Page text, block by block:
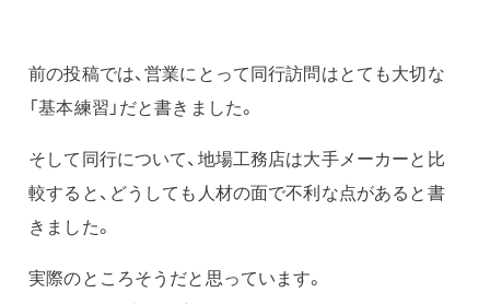
前の投稿では、営業にとって同行訪問はとても大切な
「基本練習」だと書きました。
そして同行について、地場工務店は大手メーカーと比
較すると、どうしても人材の面で不利な点があると書
きました。
実際のところそうだと思っています。